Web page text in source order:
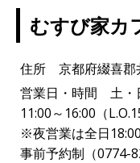
むすび家
住所 京都府綴喜郡
営業日・時間 土・
11:00～16:00（
※夜営業は全日
事前予約制（0774-